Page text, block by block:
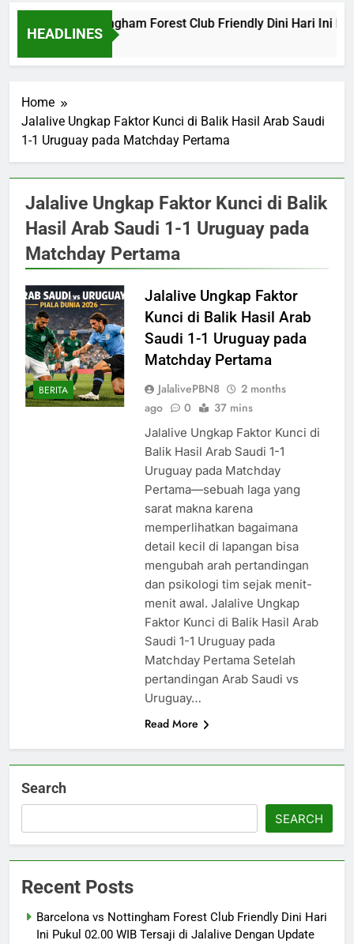
HEADLINES
vs Nottingham Forest Club Friendly Dini Hari Ini
Days Ago
Home
Jalalive Ungkap Faktor Kunci di Balik Hasil Arab Saudi
1-1 Uruguay pada Matchday Pertama
Jalalive Ungkap Faktor Kunci di Balik
Hasil Arab Saudi 1-1 Uruguay pada
Matchday Pertama
BERITA
Jalalive Ungkap Faktor
Kunci di Balik Hasil Arab
Saudi 1-1 Uruguay pada
Matchday Pertama
JalalivePBN8
2 months
ago
0 37 mins
Jalalive Ungkap Faktor Kunci di
Balik Hasil Arab Saudi 1-1
Uruguay pada Matchday
Pertama—sebuah laga yang
sarat makna karena
memperlihatkan bagaimana
detail kecil di lapangan bisa
mengubah arah pertandingan
dan psikologi tim sejak menit-
menit awal. Jalalive Ungkap
Faktor Kunci di Balik Hasil Arab
Saudi 1-1 Uruguay pada
Matchday Pertama Setelah
pertandingan Arab Saudi vs
Uruguay…
Read More
Search
SEARCH
Recent Posts
Barcelona vs Nottingham Forest Club Friendly Dini Hari
Ini Pukul 02.00 WIB Tersaji di Jalalive Dengan Update